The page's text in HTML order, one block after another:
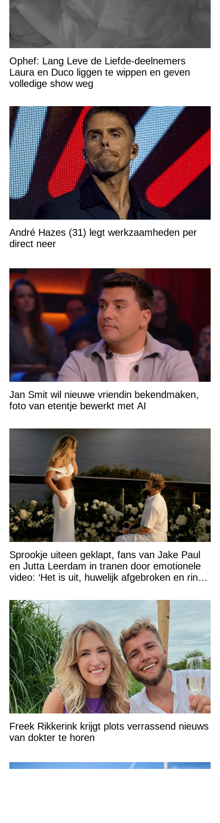
Ophef: Lang Leve de Liefde-deelnemers
Laura en Duco liggen te wippen en geven
volledige show weg
André Hazes (31) legt werkzaamheden per
direct neer
Jan Smit wil nieuwe vriendin bekendmaken,
foto van etentje bewerkt met AI
Sprookje uiteen geklapt, fans van Jake Paul
en Jutta Leerdam in tranen door emotionele
video: ‘Het is uit, huwelijk afgebroken en ring
Freek Rikkerink krijgt plots verrassend nieuws
van dokter te horen